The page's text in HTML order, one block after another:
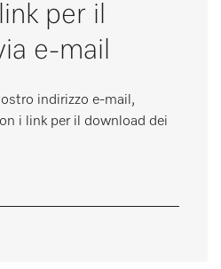
per il
e-mail
indirizzo e-mail,
i link per il download dei